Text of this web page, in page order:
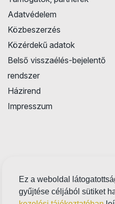
Ez a weboldal
gyűjtése céljából sütiket
Adatvédelem
Közbeszerzés
Közérdekű adatok
Belső visszaélés-bejelentő
rendszer
Házirend
Impresszum